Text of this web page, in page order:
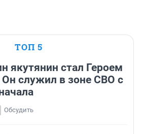
ТОП 5
якутянин стал Героем
Он служил в зоне СВО с
Обсудить